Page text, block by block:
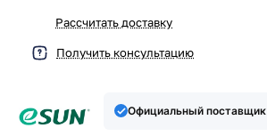
Рассчитать доставку
Получить консультацию
Официальный поставщик